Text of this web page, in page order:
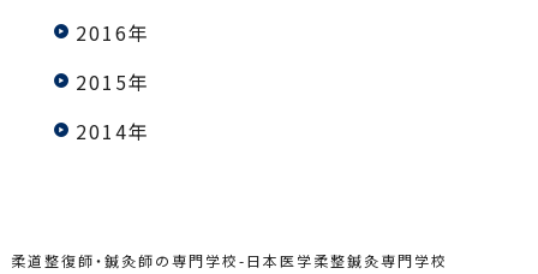
2016年
2015年
2014年
柔道整復師・鍼灸師の専門学校-日本医学柔整鍼灸専門学校